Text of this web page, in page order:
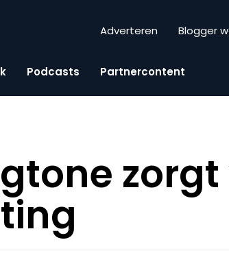
Adverteren Blogger
Podcasts Partnercontent